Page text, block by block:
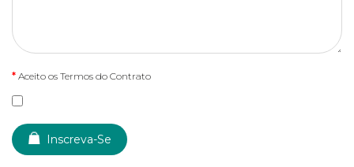
Aceito os Termos do Contrato
Inscreva-Se